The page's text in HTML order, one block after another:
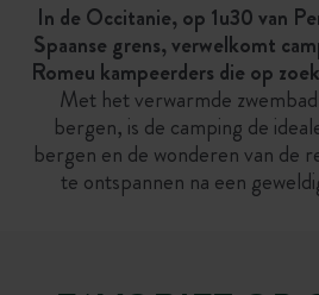
In de Occitanie, op 1u30 van
Spaanse grens, verwelkomt
Romeu kampeerders die op
Met het verwarmde
bergen, is de camping de
bergen en de wonderen van de
te ontspannen na een